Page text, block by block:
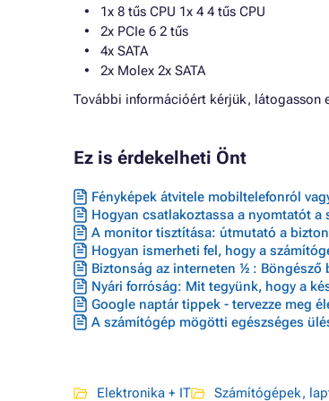
1x 8 tűs CPU 1x 4 4 tűs CPU
2x PCIe 6 2 tűs
4x SATA
2x Molex 2x SATA
További információért kérjük, látogasson
Ez is érdekelheti Önt
Fényképek átvitele mobiltelefonról
Hogyan csatlakoztassa a nyomtatót
A monitor tisztítása: útmutató a
Hogyan ismerheti fel, hogy a
Biztonság az interneten ½ :
Nyári forróság: Mit tegyünk, hogy a
Google naptár tippek - tervezze meg
A számítógép mögötti egészséges
Elektronika + IT Számítógépek,